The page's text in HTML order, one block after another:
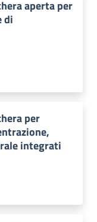
aperta per
di
per
integrati